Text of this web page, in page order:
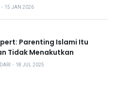
・ 15 JAN 2026
Parenting Islami Itu
Tidak Menakutkan
・ 18 JUL 2025